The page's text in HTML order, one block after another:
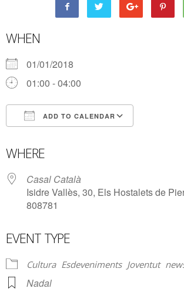
WHEN
01/01/2018
01:00 - 04:00
ADD TO CALENDAR
WHERE
Casal Català
Isidre Vallès, 30, Els Hostalets de
808781
EVENT TYPE
Cultura Esdeveniments Joventut
Nadal